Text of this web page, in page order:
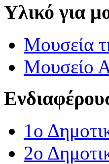
Υλικό για
Μουσεία
Μουσείο
1ο
2ο